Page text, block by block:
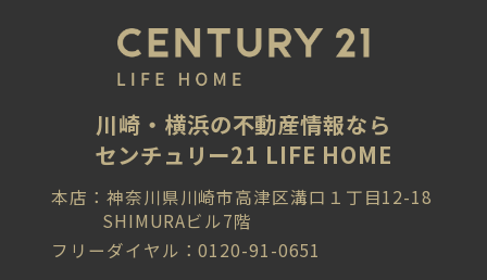
川崎・横浜の不動産情報なら
センチュリー21 LIFE HOME
本店：神奈川県川崎市高津区溝口１丁目12-18
SHIMURAビル7階
フリーダイヤル：0120-91-0651